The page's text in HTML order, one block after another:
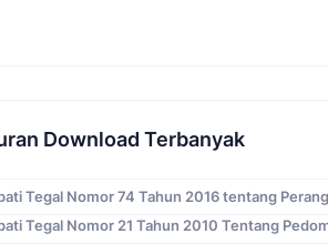
Download Terbanyak
Tegal Nomor 74 Tahun 2016 tentang
Tegal Nomor 21 Tahun 2010 Tentang